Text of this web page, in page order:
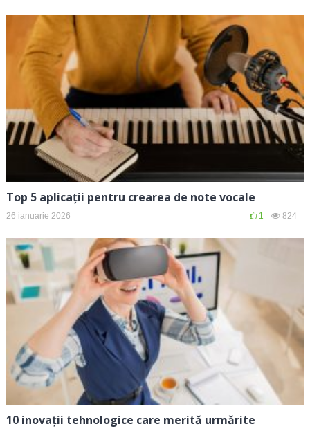
Top 5 aplicații pentru crearea de note vocale
26 ianuarie 2026 1 824
10 inovații tehnologice care merită urmărite